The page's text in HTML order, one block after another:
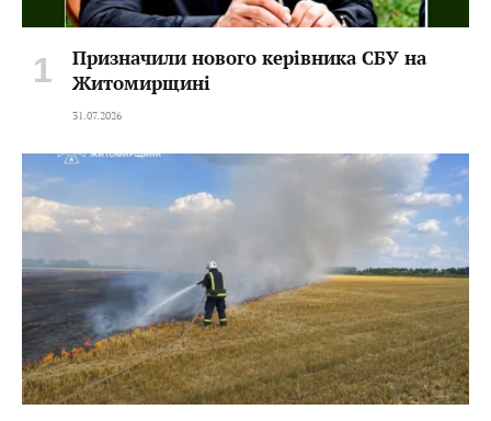
Призначили нового керівника СБУ на
Житомирщині
31.07.2026